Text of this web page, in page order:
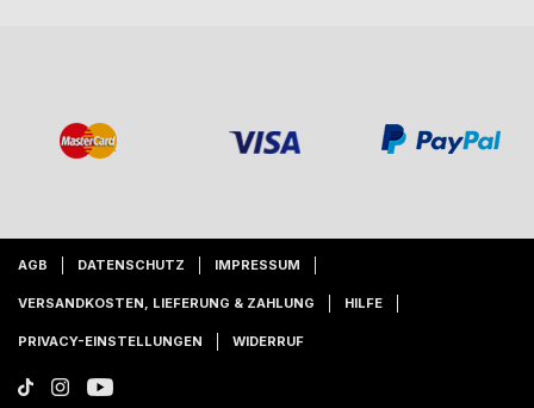
AGB DATENSCHUTZ IMPRESSUM
VERSANDKOSTEN, LIEFERUNG & ZAHLUNG HILFE
PRIVACY-EINSTELLUNGEN WIDERRUF